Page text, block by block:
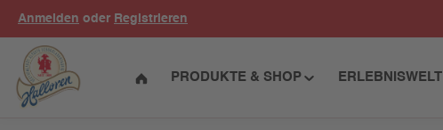
Hauptinhalt springen
Zur Hauptnavigation springen
Anmelden oder Registrieren
PRODUKTE & SHOP ERLEBNISWELT